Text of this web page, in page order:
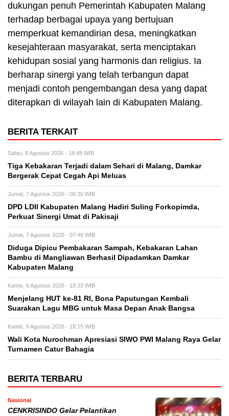
dukungan penuh Pemerintah Kabupaten Malang
terhadap berbagai upaya yang bertujuan
memperkuat kemandirian desa, meningkatkan
kesejahteraan masyarakat, serta menciptakan
kehidupan sosial yang harmonis dan religius. Ia
berharap sinergi yang telah terbangun dapat
menjadi contoh pengembangan desa yang dapat
diterapkan di wilayah lain di Kabupaten Malang.
BERITA TERKAIT
Sabtu, 8 Agustus 2026 - 18:48 WIB
Tiga Kebakaran Terjadi dalam Sehari di Malang, Damkar
Bergerak Cepat Cegah Api Meluas
Jumat, 7 Agustus 2026 - 08:30 WIB
DPD LDII Kabupaten Malang Hadiri Suling Forkopimda,
Perkuat Sinergi Umat di Pakisaji
Jumat, 7 Agustus 2026 - 07:46 WIB
Diduga Dipicu Pembakaran Sampah, Kebakaran Lahan
Bambu di Mangliawan Berhasil Dipadamkan Damkar
Kabupaten Malang
Kamis, 6 Agustus 2026 - 18:33 WIB
Menjelang HUT ke-81 RI, Bona Paputungan Kembali
Suarakan Lagu MBG untuk Masa Depan Anak Bangsa
Kamis, 6 Agustus 2026 - 18:15 WIB
Wali Kota Nurochman Apresiasi SIWO PWI Malang Raya Gelar
Turnamen Catur Bahagia
BERITA TERBARU
Nasional
CENKRISINDO Gelar Pelantikan